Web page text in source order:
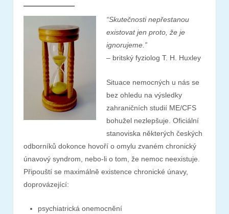
“Skutečnosti nepřestanou
existovat jen proto, že je
ignorujeme.”
– britský fyziolog T. H. Huxley
Situace nemocných u nás se
bez ohledu na výsledky
zahraničních studií ME/CFS
bohužel nezlepšuje. Oficiální
stanoviska některých českých
odborníků dokonce hovoří o omylu zvaném chronický
únavový syndrom, nebo-li o tom, že nemoc neexistuje.
Připouští se maximálně existence chronické únavy,
doprovázející:
psychiatrická onemocnění